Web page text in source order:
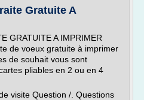
Gratuite A
GRATUITE A IMPRIMER
de voeux gratuite à imprimer
de souhait vous sont
pliables en 2 ou en 4
visite Question /. Questions